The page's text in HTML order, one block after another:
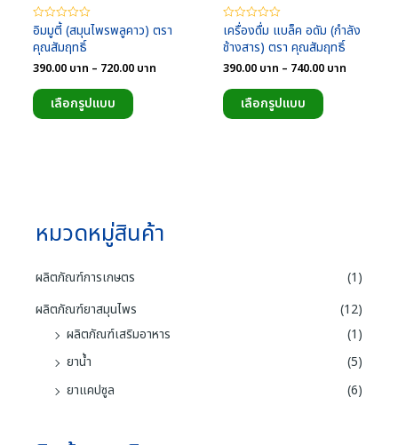
หมวดหมู่สินค้า
ผลิตภัณฑ์การเกษตร
(1)
ผลิตภัณฑ์ยาสมุนไพร
(12)
ผลิตภัณฑ์เสริมอาหาร
(1)
ยาน้ำ
(5)
ยาแคปซูล
(6)
ให้
คะแนน
0
1-
คะแนน
อิมมูตี้ (สมุนไพรพลูคาว) ตรา
คุณสัมฤทธิ์
390.00บาท – 720.00บาทPrice
เลือกรูปแบบ
This
product
may
be
on
the
product
page
ให้
คะแนน
0
1-
คะแนน
เครื่องดื่ม แบล็ค อดัม (กำลัง
ช้างสาร) ตรา คุณสัมฤทธิ์
390.00บาท – 740.00บาทPrice
เลือกรูปแบบ
This
product
the
product
page